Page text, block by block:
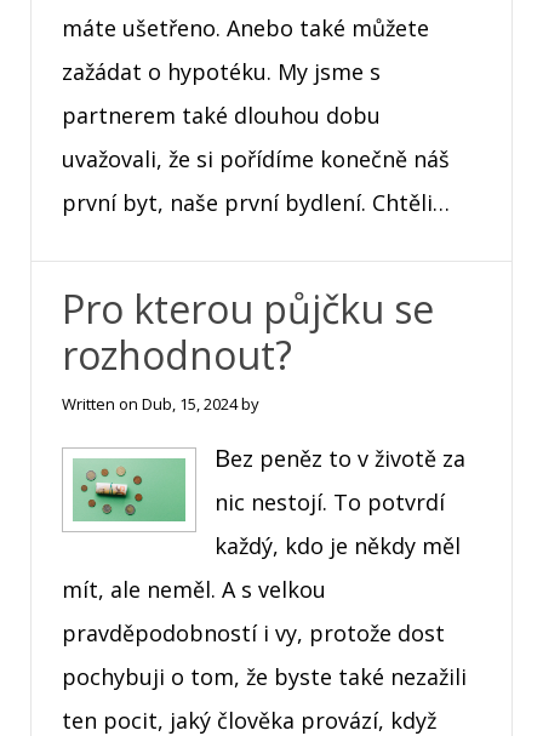
máte ušetřeno. Anebo také můžete
zažádat o hypotéku. My jsme s
partnerem také dlouhou dobu
uvažovali, že si pořídíme konečně náš
první byt, naše první bydlení. Chtěli…
Pro kterou půjčku se
rozhodnout?
Written on Dub, 15, 2024by
Bez peněz to v životě za
nic nestojí. To potvrdí
každý, kdo je někdy měl
mít, ale neměl. A s velkou
pravděpodobností i vy, protože dost
pochybuji o tom, že byste také nezažili
ten pocit, jaký člověka provází, když